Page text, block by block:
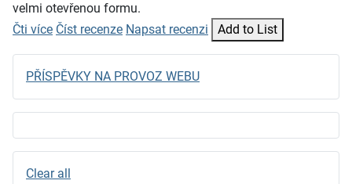
velmi otevřenou formu.
Čti více Číst recenze Napsat recenzi Add to List
PŘÍSPĚVKY NA PROVOZ WEBU
Clear all